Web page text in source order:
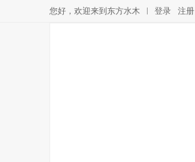
您好，欢迎来到东方水木 登录 注册